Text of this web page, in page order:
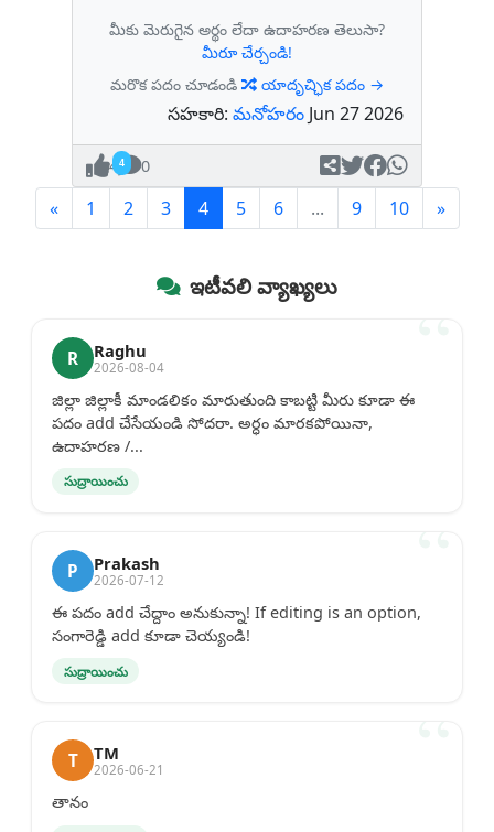
మీకు మెరుగైన అర్థం లేదా ఉదాహరణ తెలుసా?
మీరూ చేర్చండి!
మరొక పదం చూడండి
యాదృచ్ఛిక పదం →
సహకారి: మనోహరం Jun 27 2026
4 0
«Previous
1 2 3 4(current)
5 6 ... 9 10 »Next
ఇటీవలి వ్యాఖ్యలు
R Raghu
2026-08-04
జిల్లా జిల్లాకీ మాండలికం మారుతుంది కాబట్టి మీరు కూడా ఈ
పదం add చేసేయండి సోదరా. అర్ధం మారకపోయినా,
ఉదాహరణ /...
సుద్రాయించు
P Prakash
2026-07-12
ఈ పదం add చేద్దాం అనుకున్నా! If editing is an option,
సంగారెడ్డి add కూడా చెయ్యండి!
సుద్రాయించు
T TM
2026-06-21
తానం